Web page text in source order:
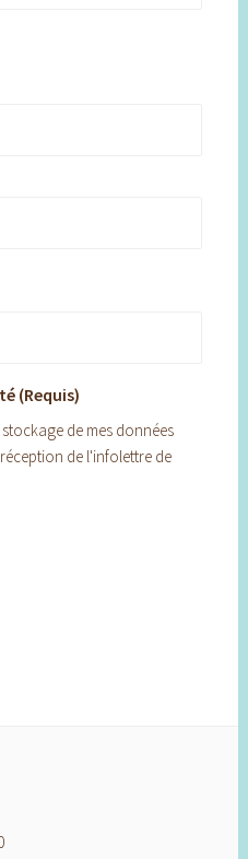
(Requis)
de mes données
de l'infolettre de